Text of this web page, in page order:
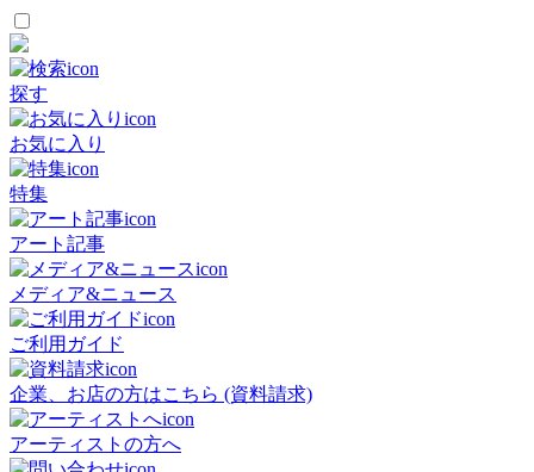
探す
お気に入り
特集
アート記事
メディア&ニュース
ご利用ガイド
企業、お店の方はこちら (資料請求)
アーティストの方へ